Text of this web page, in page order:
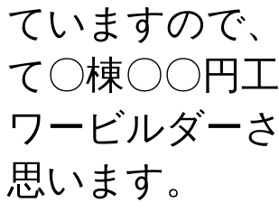
ていますので
て〇棟〇〇円
ワービルダー
思います。